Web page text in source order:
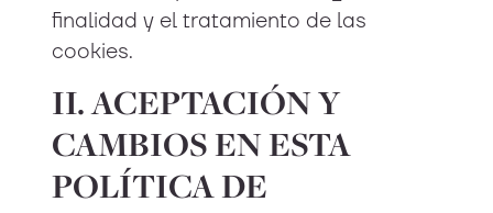
finalidad y el tratamiento de las
cookies.
II. ACEPTACIÓN Y
CAMBIOS EN ESTA
POLÍTICA DE